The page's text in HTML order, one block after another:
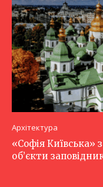
Архітектура
«Софія Київська»
об’єкти